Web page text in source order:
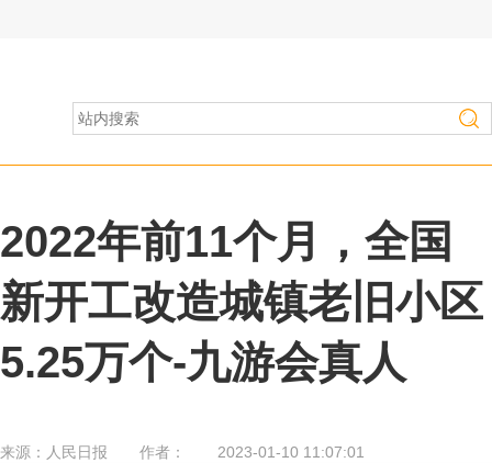
2022年前11个月，全国
新开工改造城镇老旧小区
5.25万个-九游会真人
来源： 人民日报 作者： 2023-01-10 11:07:01